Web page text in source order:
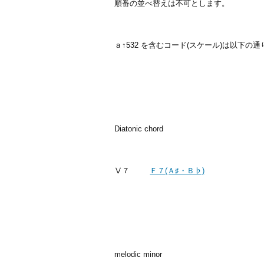
順番の並べ替えは不可とします。
ａ↑532 を含むコード(スケール)は以下の通
Diatonic chord
Ⅴ７ Ｆ７(Ａ♯・Ｂ♭)
melodic minor